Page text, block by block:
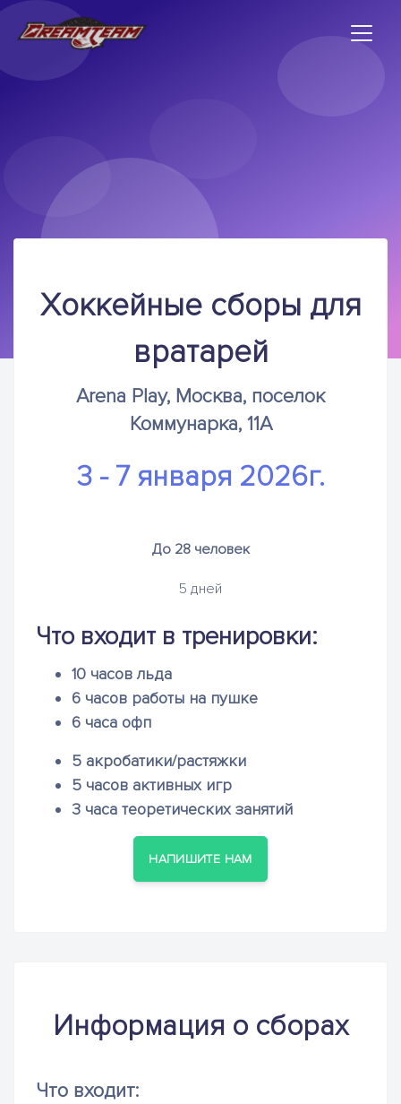
Хоккейные сборы для
вратарей
Arena Play, Москва, поселок
Коммунарка, 11А
3 - 7 января 2026г.
До 28 человек
5 дней
Что входит в тренировки:
10 часов льда
6 часов работы на пушке
6 часа офп
5 акробатики/растяжки
5 часов активных игр
3 часа теоретических занятий
НАПИШИТЕ НАМ
Информация о сборах
Что входит: